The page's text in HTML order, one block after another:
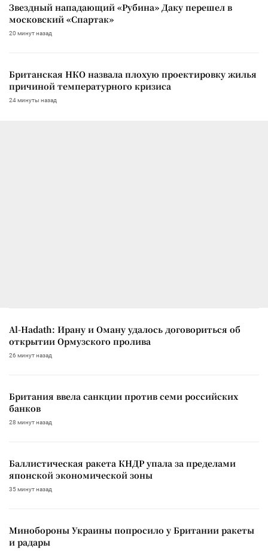
Звездный нападающий «Рубина» Даку перешел в
московский «Спартак»
20 минут назад
Британская НКО назвала плохую проектировку жилья
причиной температурного кризиса
24 минуты назад
Al-Hadath: Ирану и Оману удалось договориться об
открытии Ормузского пролива
26 минут назад
Британия ввела санкции против семи российских
банков
28 минут назад
Баллистическая ракета КНДР упала за пределами
японской экономической зоны
35 минут назад
Минобороны Украины попросило у Британии ракеты
и радары